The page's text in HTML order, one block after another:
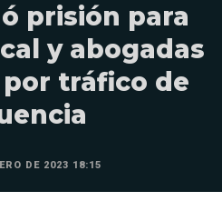
prisión para
y abogadas
tráfico de
DE 2023 18:15